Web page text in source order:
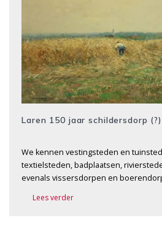
Laren 150 jaar schildersdorp (?)
We kennen vestingsteden en
textielsteden, badplaatsen,
evenals vissersdorpen en
Lees verder